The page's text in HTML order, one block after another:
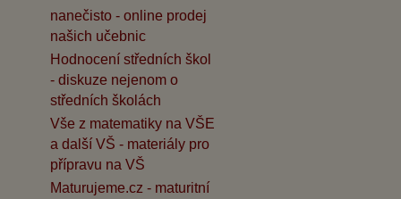
nanečisto - online prodej
našich učebnic
Hodnocení středních škol
- diskuze nejenom o
středních školách
Vše z matematiky na VŠE
a další VŠ - materiály pro
přípravu na VŠ
Maturujeme.cz - maturitní